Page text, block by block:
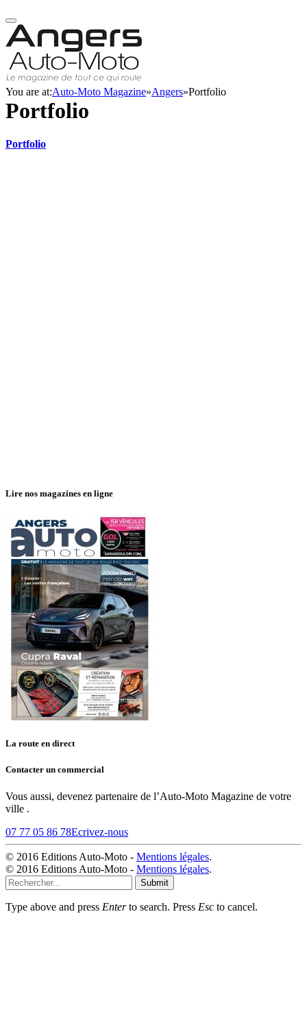
You are at:Auto-Moto Magazine»Angers»Portfolio
Portfolio
Portfolio
Lire nos magazines en ligne
La route en direct
Contacter un commercial
Vous aussi, devenez partenaire de l’Auto-Moto Magazine de votre
ville .
07 77 05 86 78Ecrivez-nous
© 2016 Editions Auto-Moto - Mentions légales.
© 2016 Editions Auto-Moto - Mentions légales.
Submit
Type above and press Enterto search. Press Esc to cancel.